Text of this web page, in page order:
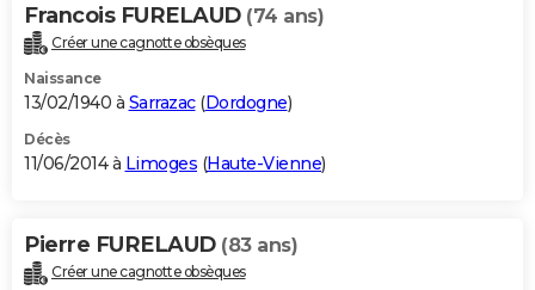
Francois FURELAUD (74 ans)
Créer une cagnotte obsèques
Naissance
13/02/1940 à Sarrazac(Dordogne)
Décès
11/06/2014 à Limoges (Haute-Vienne)
Pierre FURELAUD (83 ans)
Créer une cagnotte obsèques